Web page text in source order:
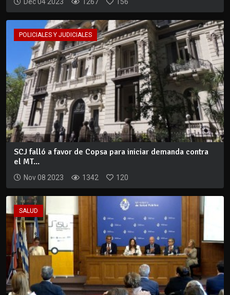
POLICIALES Y JUDICIALES
SCJ falló a favor de Copsa para iniciar demanda contra
el MT...
Nov 08 2023 1342 120
SALUD